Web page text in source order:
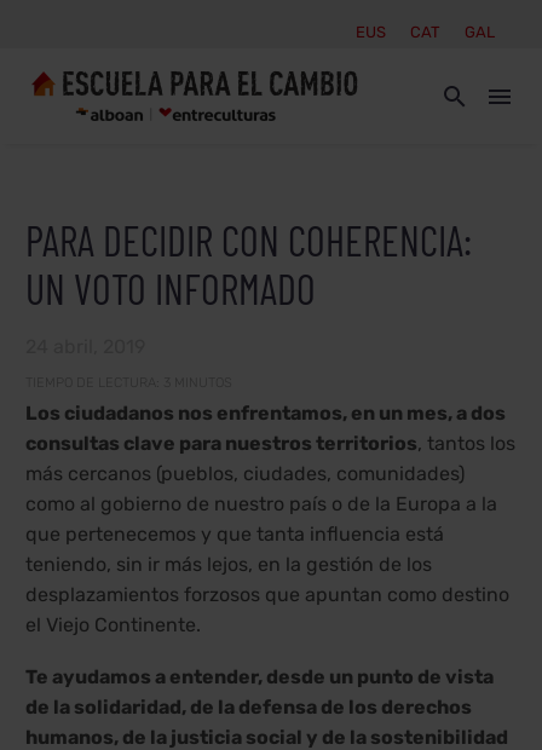
EUS CAT GAL
PARA DECIDIR CON COHERENCIA:
UN VOTO INFORMADO
Los ciudadanos nos enfrentamos, en un mes, a dos
consultas clave para nuestros territorios, tantos los
más cercanos (pueblos, ciudades, comunidades)
como al gobierno de nuestro país o de la Europa a la
que pertenecemos y que tanta influencia está
teniendo, sin ir más lejos, en la gestión de los
desplazamientos forzosos que apuntan como destino
el Viejo Continente.
Te ayudamos a entender, desde un punto de vista
de la solidaridad, de la defensa de los derechos
humanos, de la justicia social y de la sostenibilidad